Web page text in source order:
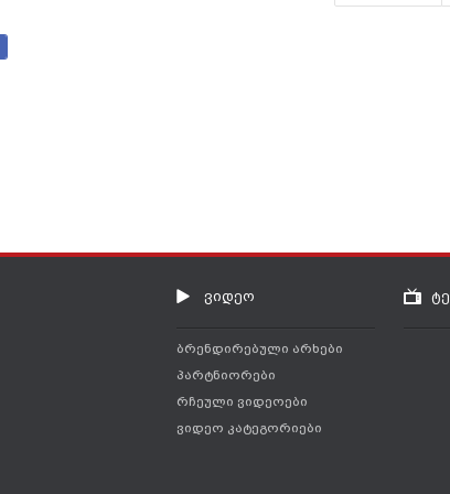
ვიდეო
ბრენდირებული არხები
პარტნიორები
რჩეული ვიდეოები
ვიდეო კატეგორიები